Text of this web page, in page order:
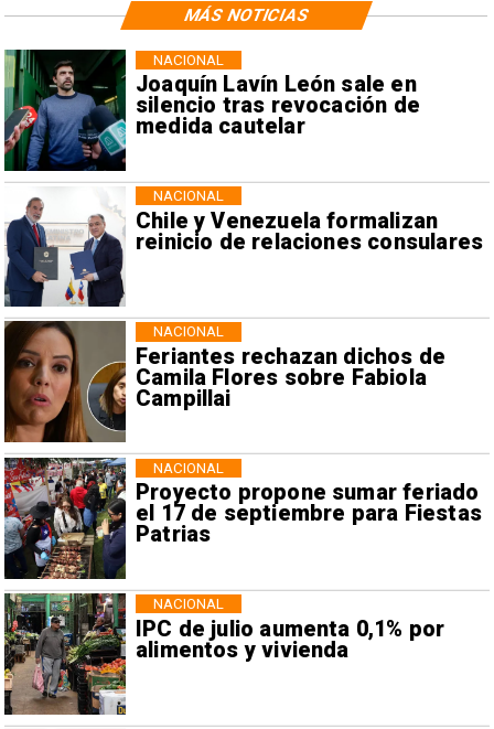
Joaquín Lavín León sale en
silencio tras revocación de
medida cautelar
NACIONAL
Chile y Venezuela formalizan
reinicio de relaciones consulares
NACIONAL
Feriantes rechazan dichos de
Camila Flores sobre Fabiola
Campillai
NACIONAL
Proyecto propone sumar feriado
el 17 de septiembre para Fiestas
Patrias
NACIONAL
IPC de julio aumenta 0,1% por
alimentos y vivienda
NACIONAL
MÁS NOTICIAS